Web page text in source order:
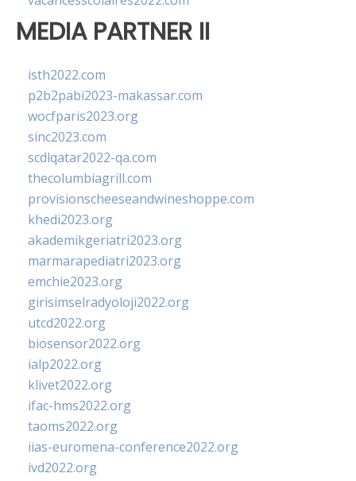
MEDIA PARTNER II
isth2022.com
p2b2pabi2023-makassar.com
wocfparis2023.org
sinc2023.com
scdlqatar2022-qa.com
thecolumbiagrill.com
provisionscheeseandwineshoppe.com
khedi2023.org
akademikgeriatri2023.org
marmarapediatri2023.org
emchie2023.org
girisimselradyoloji2022.org
utcd2022.org
biosensor2022.org
ialp2022.org
klivet2022.org
ifac-hms2022.org
taoms2022.org
iias-euromena-conference2022.org
ivd2022.org